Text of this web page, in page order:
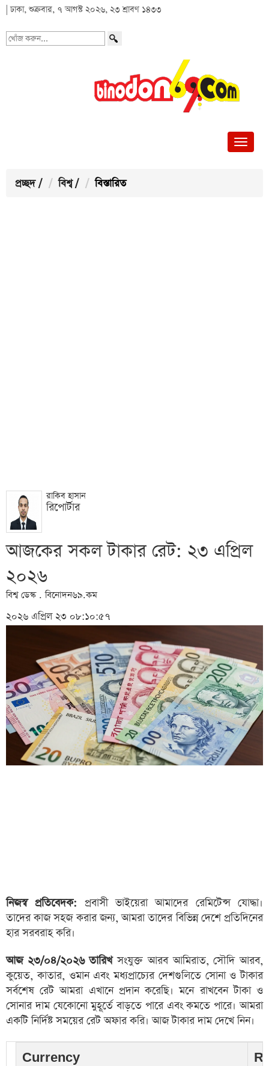
| ঢাকা, শুক্রবার, ৭ আগস্ট ২০২৬, ২৩ শ্রাবণ ১৪৩৩
খোঁজ
প্রচ্ছদ / বিশ্ব / বিস্তারিত
রাকিব হাসান
রিপোর্টার
আজকের সকল টাকার রেট: ২৩ এপ্রিল
২০২৬
বিশ্ব ডেস্ক . বিনোদন৬৯.কম
২০২৬ এপ্রিল ২৩ ০৮:১০:৫৭
নিজস্ব প্রতিবেদক: প্রবাসী ভাইয়েরা আমাদের রেমিটেন্স যোদ্ধা।
তাদের কাজ সহজ করার জন্য, আমরা তাদের বিভিন্ন দেশে প্রতিদিনের
হার সরবরাহ করি।
আজ ২৩/০৪/২০২৬ তারিখসংযুক্ত আরব আমিরাত, সৌদি আরব,
কুয়েত, কাতার, ওমান এবং মধ্যপ্রাচ্যের দেশগুলিতে সোনা ও টাকার
সর্বশেষ রেট আমরা এখানে প্রদান করেছি। মনে রাখবেন টাকা ও
সোনার দাম যেকোনো মুহূর্তে বাড়তে পারে এবং কমতে পারে। আমরা
একটি নির্দিষ্ট সময়ের রেট অফার করি। আজ টাকার দাম দেখে নিন।
Currency